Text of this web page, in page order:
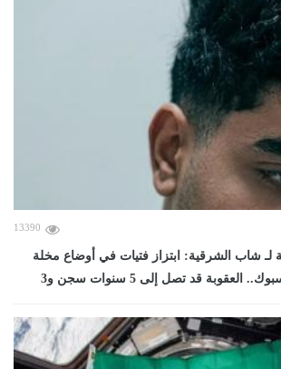
13390
لـ شاب الشرقية: ابتزاز فتيات في أوضاع مخلة
قد تصل إلى 5 سنوات سجن و3